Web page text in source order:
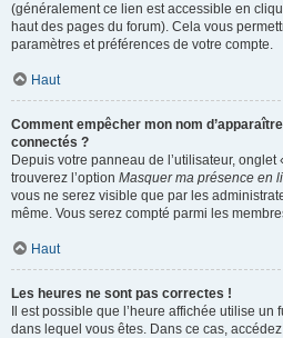
(généralement ce lien est accessible en
haut des pages du forum). Cela vous
paramètres et préférences de votre compte.
Haut
Comment empêcher mon nom
connectés ?
Depuis votre panneau de l’utilisateur,
trouverez l’option Masquer ma présence en
vous ne serez visible que par les
même. Vous serez compté parmi les
Haut
Les heures ne sont pas correctes !
Il est possible que l’heure affichée utilise
dans lequel vous êtes. Dans ce cas,